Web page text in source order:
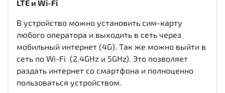
LTE и Wi-Fi
В устройство можно установить сим-карту
любого оператора и выходить в сеть через
мобильный интернет (4G). Так же можно выйти в
сеть по Wi-Fi (2.4GHz и 5GHz). Это позволяет
раздать интернет со смартфона и полноценно
пользоваться устройством.